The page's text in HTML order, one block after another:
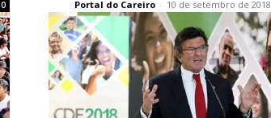
0 Portal do Careiro - 10 de setembro de 2018